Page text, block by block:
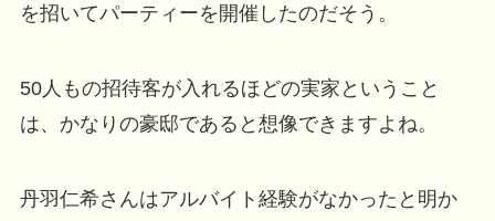
を招いてパーティーを開催したのだそう。
50人もの招待客が入れるほどの実家ということ
は、かなりの豪邸であると想像できますよね。
丹羽仁希さんはアルバイト経験がなかったと明か